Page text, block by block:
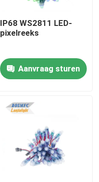
IP68 WS2811 LED-
pixelreeks
Aanvraag sturen